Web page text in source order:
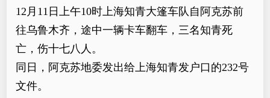
12月11日上午10时上海知青大篷车队自阿克苏前
往乌鲁木齐，途中一辆卡车翻车，三名知青死
亡，伤十七八人。
同日，阿克苏地委发出给上海知青发户口的232号
文件。